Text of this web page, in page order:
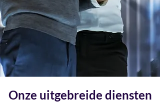
Onze uitgebreide diensten